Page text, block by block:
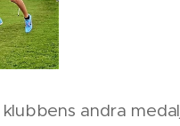
andra